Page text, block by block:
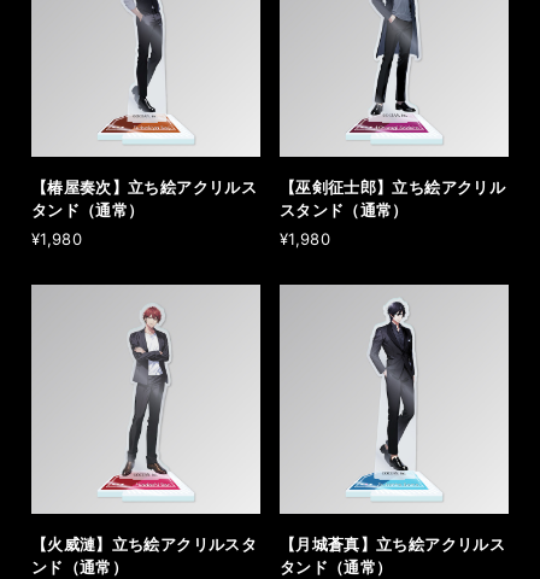
【椿屋奏次】立ち絵アクリルス
タンド（通常）
¥1,980
【巫剣征士郎】立ち絵アクリル
スタンド（通常）
¥1,980
【火威漣】立ち絵アクリルスタ
ンド（通常）
【月城蒼真】立ち絵アクリルス
タンド（通常）